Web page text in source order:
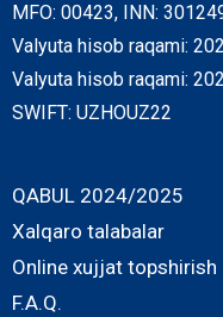
MFO: 00423, INN:
Valyuta hisob raqami:
Valyuta hisob raqami:
SWIFT: UZHOUZ22
QABUL 2024/2025
Xalqaro talabalar
Online xujjat topshirish
F.A.Q.